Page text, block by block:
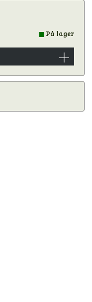
På lager